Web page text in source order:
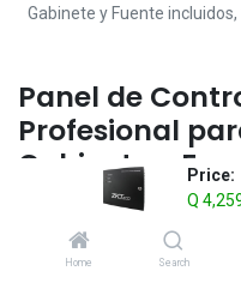
Price:
Q
Home Search
Gabinete y Fuente
Panel de
Profesional
Gabinete y
Huellas,
4,259.00 IVA